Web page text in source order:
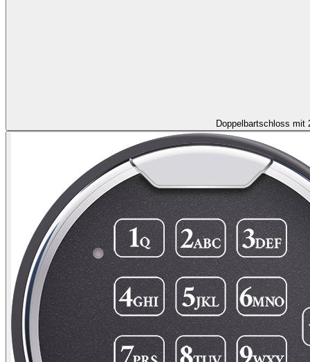
Doppelbartschloss mit